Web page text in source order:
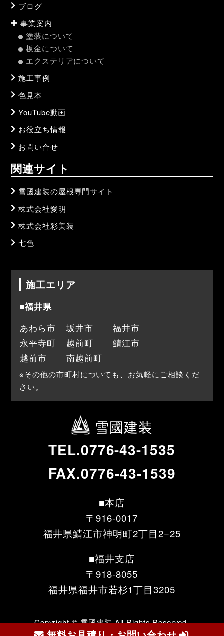
ブログ
事業案内
塗装について
板金について
エクステリアについて
施工事例
色見本
YouTube動画
お役立ち情報
お問い合せ
関連サイト
雪國建装の屋根専門サイト
株式会社愛明
株式会社彩美装
七色
施工エリア
■福井県
あわら市
坂井市
福井市
永平寺町
越前町
鯖江市
越前市
南越前町
※その他の市町村についても、お気軽にご相談くだ
さい。
雪國建装
TEL.0776-43-1535
FAX.0776-43-1539
■本店
〒916-0017
福井県鯖江市神明町2丁目2−25
■福井支店
〒918-8055
福井県福井市若杉1丁目3205
Copyright © 雪國建装 All Rights Reserved.